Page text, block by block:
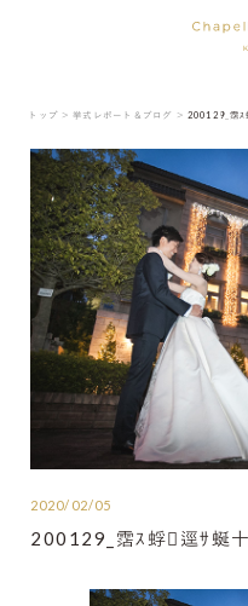
トップ ＞ 挙式レポート＆ブログ ＞
2020/02/05
200129_霑ｽ蜉逕ｻ蜒